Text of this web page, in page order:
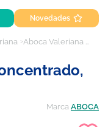
Novedades
Aboca Valeriana Fitoconcentrado, 50 cápsulas
Marca ABOCA